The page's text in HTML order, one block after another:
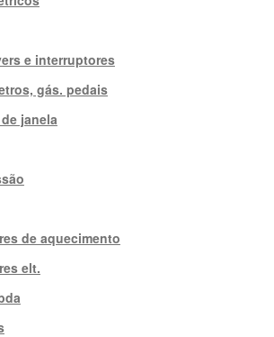
e interruptores
gás. pedais
janela
de aquecimento
elt.